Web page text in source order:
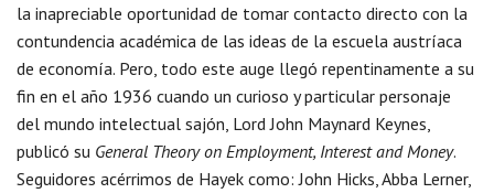
la inapreciable oportunidad de tomar contacto directo con la
contundencia académica de las ideas de la escuela austríaca
de economía. Pero, todo este auge llegó repentinamente a su
fin en el año 1936 cuando un curioso y particular personaje
del mundo intelectual sajón, Lord John Maynard Keynes,
publicó su General Theory on Employment, Interest and Money.
Seguidores acérrimos de Hayek como: John Hicks, Abba Lerner,